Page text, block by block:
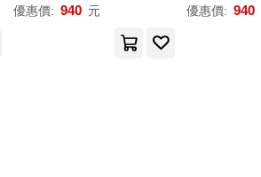
優惠價: 940 元 優惠價: 940